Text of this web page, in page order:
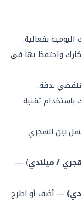
بفعالية.
واحتفظ بها في
بدقة.
باستخدام تقنية
بين الهجري
/ ميلادي) —
— أضف أو اطرح